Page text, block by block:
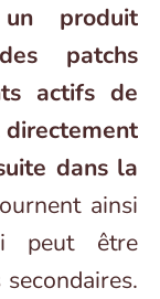
produit
patchs
actifs de
dans la
ainsi
peut être